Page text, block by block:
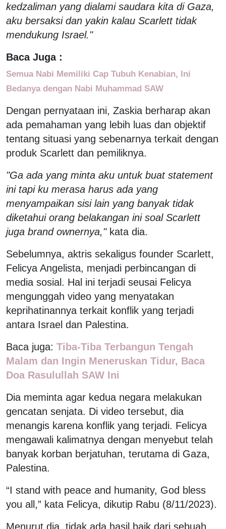
kedzaliman yang dialami saudara kita di Gaza,
aku bersaksi dan yakin kalau Scarlett tidak
mendukung Israel."
Baca Juga :
Semua Nabi Memiliki Cap Tubuh Kenabian, Ini
Bedanya dengan Nabi Muhammad SAW
Dengan pernyataan ini, Zaskia berharap akan
ada pemahaman yang lebih luas dan objektif
tentang situasi yang sebenarnya terkait dengan
produk Scarlett dan pemiliknya.
"Ga ada yang minta aku untuk buat statement
ini tapi ku merasa harus ada yang
menyampaikan sisi lain yang banyak tidak
diketahui orang belakangan ini soal Scarlett
juga brand ownernya,"kata dia.
Sebelumnya, aktris sekaligus founder Scarlett,
Felicya Angelista, menjadi perbincangan di
media sosial. Hal ini terjadi seusai Felicya
mengunggah video yang menyatakan
keprihatinannya terkait konflik yang terjadi
antara Israel dan Palestina.
Baca juga: Tiba-Tiba Terbangun Tengah
Malam dan Ingin Meneruskan Tidur, Baca
Doa Rasulullah SAW Ini
Dia meminta agar kedua negara melakukan
gencatan senjata. Di video tersebut, dia
menangis karena konflik yang terjadi. Felicya
mengawali kalimatnya dengan menyebut telah
banyak korban berjatuhan, terutama di Gaza,
Palestina.
“I stand with peace and humanity, God bless
you all,” kata Felicya, dikutip Rabu (8/11/2023).
Menurut dia, tidak ada hasil baik dari sebuah